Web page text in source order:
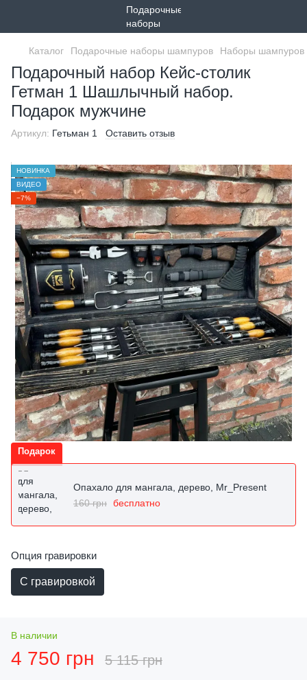
Каталог Подарочные наборы шампуров Наборы шампуров
Подарочный набор Кейс-столик
Гетман 1 Шашлычный набор.
Подарок мужчине
Артикул: Гетьман 1 Оставить отзыв
НОВИНКА
ВИДЕО
−7%
Подарок
Опахало для мангала, дерево, Mr_Present
160 грн бесплатно
Опция гравировки
С гравировкой
В наличии
4 750 грн 5 115 грн